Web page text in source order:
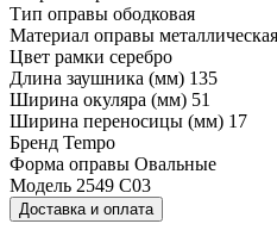
Тип оправы ободковая
Материал оправы металлическая
Цвет рамки серебро
Длина заушника (мм) 135
Ширина окуляра (мм) 51
Ширина переносицы (мм) 17
Бренд Tempo
Форма оправы Овальные
Модель 2549 С03
Доставка и оплата